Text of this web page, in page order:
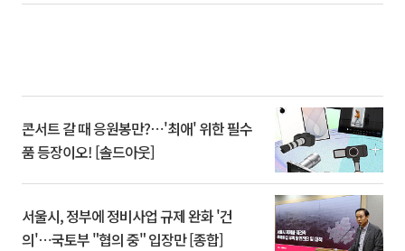
콘서트 갈 때 응원봉만?⋯'최애' 위한 필수
품 등장이오! [솔드아웃]
서울시, 정부에 정비사업 규제 완화 '건
의'⋯국토부 "협의 중" 입장만 [종합]